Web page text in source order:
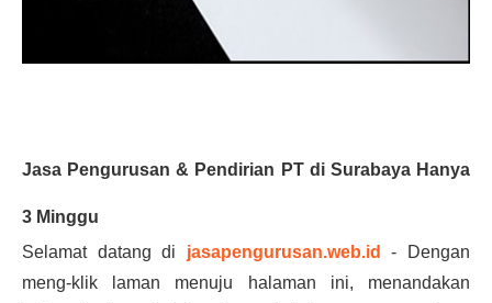
Jasa Pengurusan & Pendirian PT di Surabaya Hanya
3 Minggu
Selamat datang di jasapengurusan.web.id
- Dengan
meng-klik laman menuju halaman ini, menandakan